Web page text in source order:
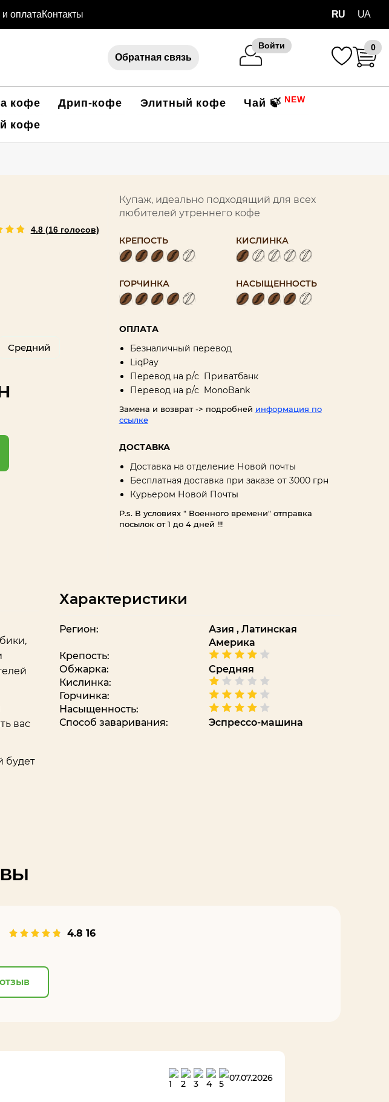
оплатаКонтакты RU UA
Обратная связь
Войти 0
кофе Дрип-кофе Элитный кофе Чай 🍃 NEW
кофе
4.8 (16 голосов)
Средний
Купаж, идеально подходящий для всех
любителей утреннего кофе
КРЕПОСТЬ КИСЛИНКА
ГОРЧИНКА НАСЫЩЕННОСТЬ
ОПЛАТА
Безналичный перевод
LiqPay
Перевод на р/с Приватбанк
Перевод на р/с MonоBank
Замена и возврат -> подробней информация по
ссылке
ДОСТАВКА
Доставка на отделение Новой почты
Бесплатная доставка при заказе от 3000 грн
Курьером Новой Почты
P.s. В условиях " Военного времени" отправка
посылок от 1 до 4 дней !!!
вас
будет
Характеристики
Регион: Азия,Латинская
Америка
Крепость:
Обжарка:
Средняя
Кислинка:
Горчинка:
Насыщенность:
Способ заваривания:
Эспрессо-машина
4.8 16
07.07.2026